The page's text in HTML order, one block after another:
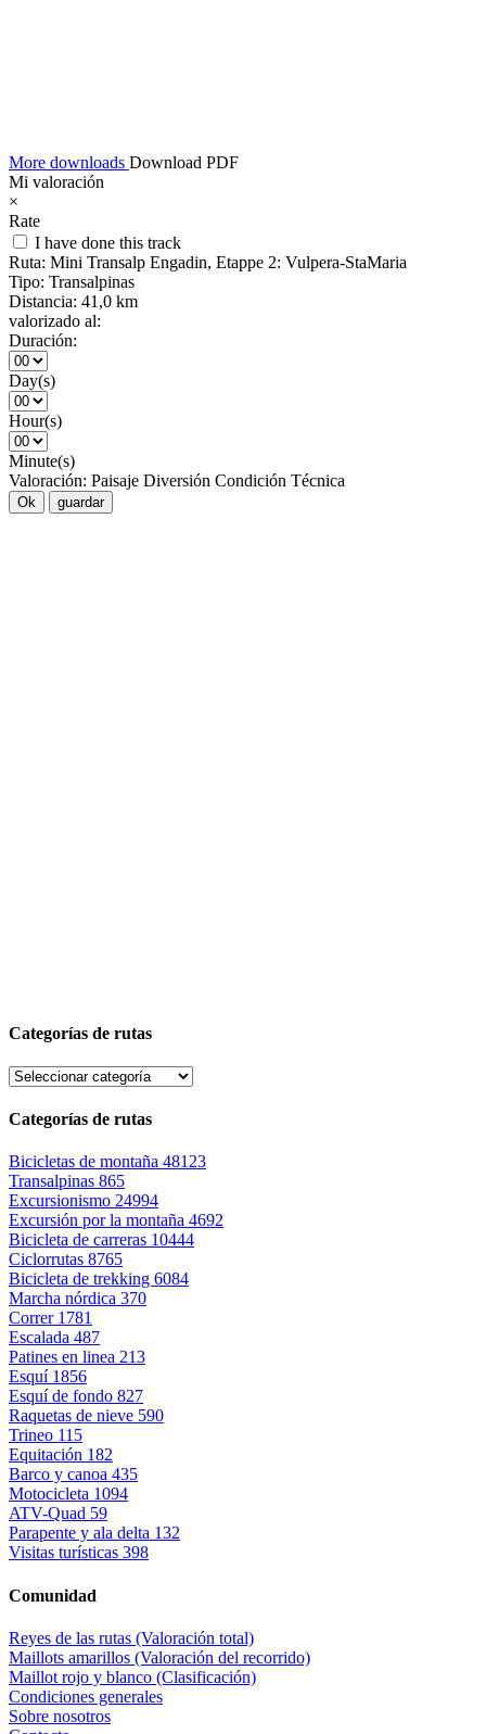
More downloads Download PDF
Mi valoración
×
Rate
I have done this track
Ruta: Mini Transalp Engadin, Etappe 2: Vulpera-StaMaria
Tipo: Transalpinas
Distancia: 41,0 km
valorizado al:
Duración:
Day(s)
Hour(s)
Minute(s)
Valoración: Paisaje Diversión Condición Técnica
Ok guardar
Categorías de rutas
Categorías de rutas
Bicicletas de montaña 48123
Transalpinas 865
Excursionismo 24994
Excursión por la montaña 4692
Bicicleta de carreras 10444
Ciclorrutas 8765
Bicicleta de trekking 6084
Marcha nórdica 370
Correr 1781
Escalada 487
Patines en linea 213
Esquí 1856
Esquí de fondo 827
Raquetas de nieve 590
Trineo 115
Equitación 182
Barco y canoa 435
Motocicleta 1094
ATV-Quad 59
Parapente y ala delta 132
Visitas turísticas 398
Comunidad
Reyes de las rutas (Valoración total)
Maillots amarillos (Valoración del recorrido)
Maillot rojo y blanco (Clasificación)
Condiciones generales
Sobre nosotros